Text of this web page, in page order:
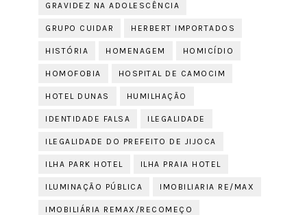
GRAVIDEZ NA ADOLESCÊNCIA
GRUPO CUIDAR HERBERT IMPORTADOS
HISTÓRIA HOMENAGEM HOMICÍDIO
HOMOFOBIA HOSPITAL DE CAMOCIM
HOTEL DUNAS HUMILHAÇÃO
IDENTIDADE FALSA ILEGALIDADE
ILEGALIDADE DO PREFEITO DE JIJOCA
ILHA PARK HOTEL ILHA PRAIA HOTEL
ILUMINAÇÃO PÚBLICA IMOBILIARIA RE/MAX
IMOBILIÁRIA REMAX/RECOMEÇO